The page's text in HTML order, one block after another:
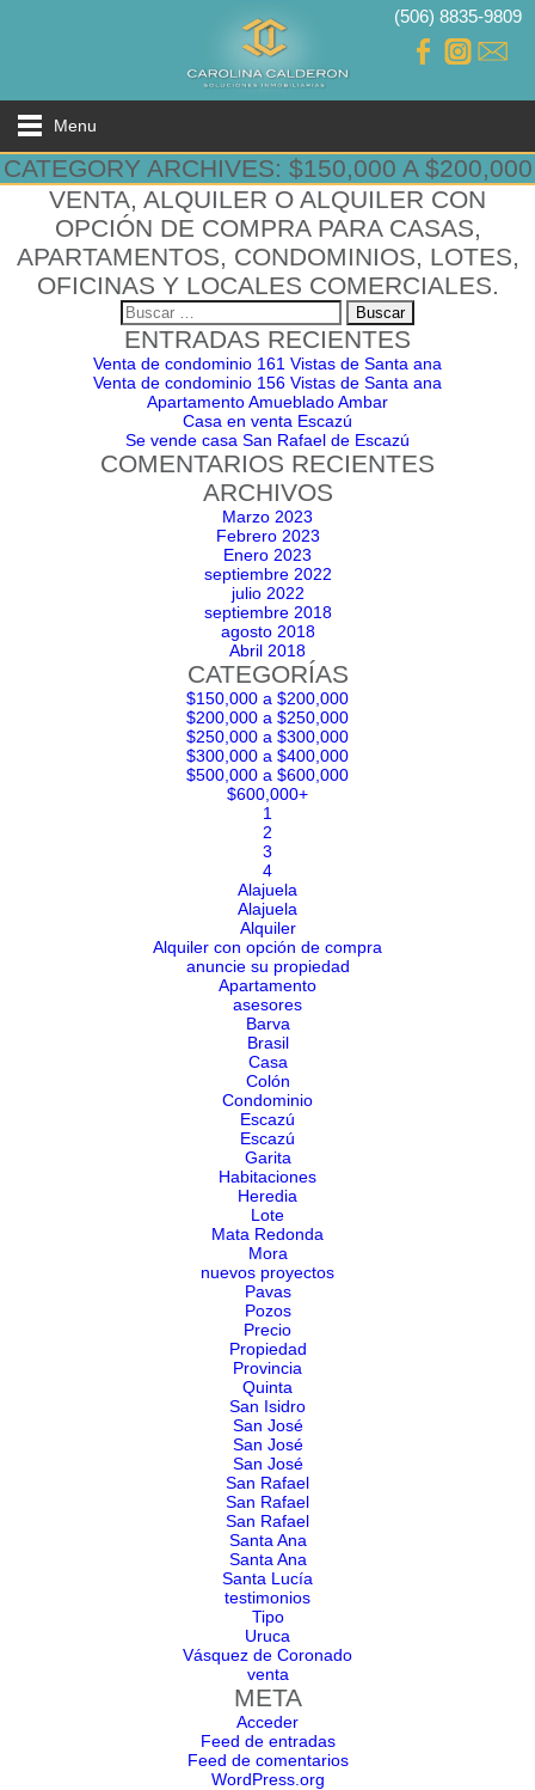
(506) 8835-9809
Menu
CATEGORY ARCHIVES: $150,000 A $200,000
VENTA, ALQUILER O ALQUILER CON
OPCIÓN DE COMPRA PARA CASAS,
APARTAMENTOS, CONDOMINIOS, LOTES,
OFICINAS Y LOCALES COMERCIALES.
Buscar:
ENTRADAS RECIENTES
Venta de condominio 161 Vistas de Santa ana
Venta de condominio 156 Vistas de Santa ana
Apartamento Amueblado Ambar
Casa en venta Escazú
Se vende casa San Rafael de Escazú
COMENTARIOS RECIENTES
ARCHIVOS
Marzo 2023
Febrero 2023
Enero 2023
septiembre 2022
julio 2022
septiembre 2018
agosto 2018
Abril 2018
CATEGORÍAS
$150,000 a $200,000
$200,000 a $250,000
$250,000 a $300,000
$300,000 a $400,000
$500,000 a $600,000
$600,000+
1
2
3
4
Alajuela
Alajuela
Alquiler
Alquiler con opción de compra
anuncie su propiedad
Apartamento
asesores
Barva
Brasil
Casa
Colón
Condominio
Escazú
Escazú
Garita
Habitaciones
Heredia
Lote
Mata Redonda
Mora
nuevos proyectos
Pavas
Pozos
Precio
Propiedad
Provincia
Quinta
San Isidro
San José
San José
San José
San Rafael
San Rafael
San Rafael
Santa Ana
Santa Ana
Santa Lucía
testimonios
Tipo
Uruca
Vásquez de Coronado
venta
META
Acceder
Feed de entradas
Feed de comentarios
WordPress.org